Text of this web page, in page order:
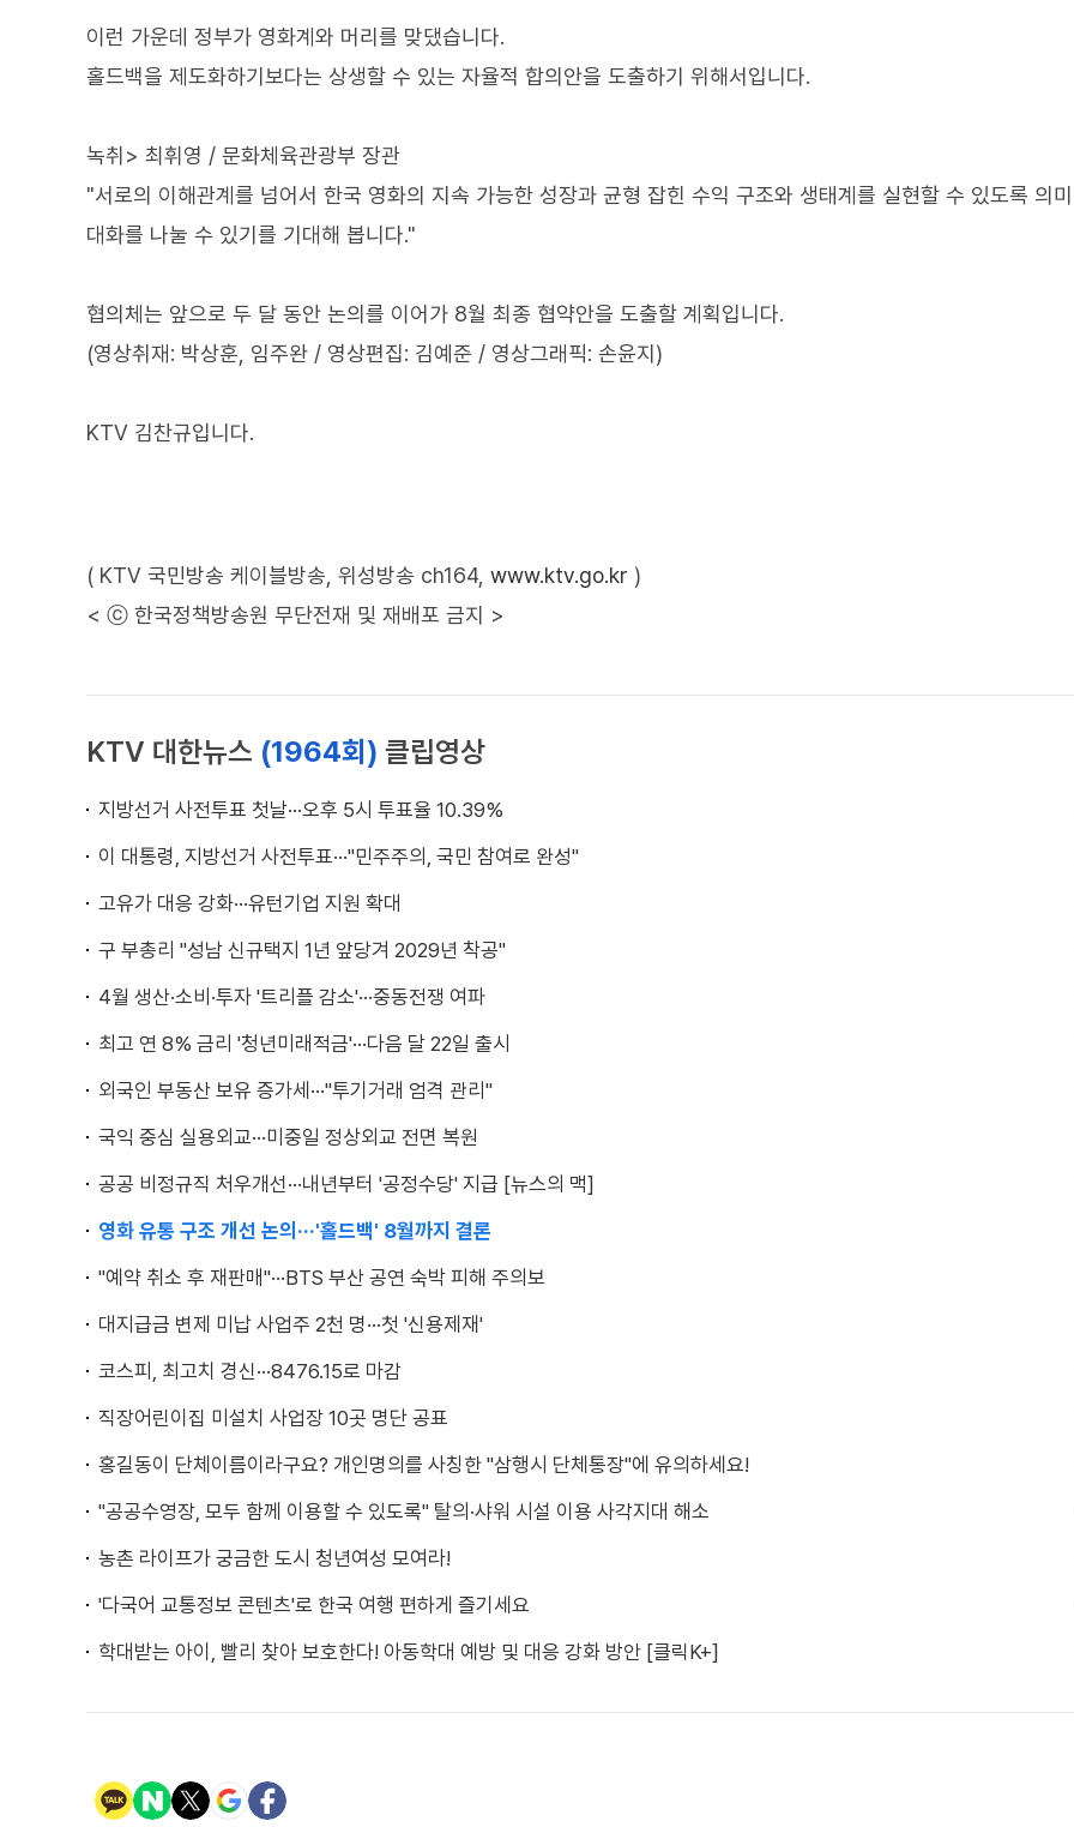
이런 가운데 정부가 영화계와 머리를 맞댔습니다.
홀드백을 제도화하기보다는 상생할 수 있는 자율적 합의안을 도출하기 위해서입니다.
녹취> 최휘영 / 문화체육관광부 장관
"서로의 이해관계를 넘어서 한국 영화의 지속 가능한 성장과 균형 잡힌 수익 구조와 생태계를 실현할 수 있도록 의
대화를 나눌 수 있기를 기대해 봅니다."
협의체는 앞으로 두 달 동안 논의를 이어가 8월 최종 협약안을 도출할 계획입니다.
(영상취재: 박상훈, 임주완 / 영상편집: 김예준 / 영상그래픽: 손윤지)
KTV 김찬규입니다.
( KTV 국민방송 케이블방송, 위성방송 ch164, www.ktv.go.kr )
< ⓒ 한국정책방송원 무단전재 및 재배포 금지 >
KTV 대한뉴스 (1964회) 클립영상
지방선거 사전투표 첫날···오후 5시 투표율 10.39%
이 대통령, 지방선거 사전투표···"민주주의, 국민 참여로 완성"
고유가 대응 강화···유턴기업 지원 확대
구 부총리 "성남 신규택지 1년 앞당겨 2029년 착공"
4월 생산·소비·투자 '트리플 감소'···중동전쟁 여파
최고 연 8% 금리 '청년미래적금'···다음 달 22일 출시
외국인 부동산 보유 증가세···"투기거래 엄격 관리"
국익 중심 실용외교···미중일 정상외교 전면 복원
공공 비정규직 처우개선···내년부터 '공정수당' 지급 [뉴스의 맥]
영화 유통 구조 개선 논의···'홀드백' 8월까지 결론
"예약 취소 후 재판매"···BTS 부산 공연 숙박 피해 주의보
대지급금 변제 미납 사업주 2천 명···첫 '신용제재'
코스피, 최고치 경신···8476.15로 마감
직장어린이집 미설치 사업장 10곳 명단 공표
홍길동이 단체이름이라구요? 개인명의를 사칭한 "삼행시 단체통장"에 유의하세요!
"공공수영장, 모두 함께 이용할 수 있도록" 탈의·샤워 시설 이용 사각지대 해소
농촌 라이프가 궁금한 도시 청년여성 모여라!
'다국어 교통정보 콘텐츠'로 한국 여행 편하게 즐기세요
학대받는 아이, 빨리 찾아 보호한다! 아동학대 예방 및 대응 강화 방안 [클릭K+]